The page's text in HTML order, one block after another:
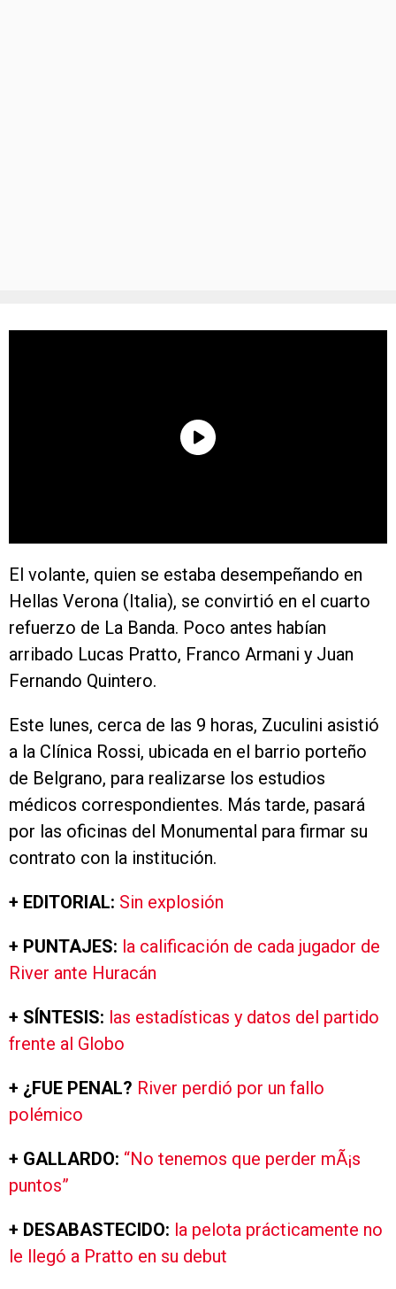
El volante, quien se estaba desempeñando en
Hellas Verona (Italia), se convirtió en el cuarto
refuerzo de La Banda. Poco antes habían
arribado Lucas Pratto, Franco Armani y Juan
Fernando Quintero.
Este lunes, cerca de las 9 horas, Zuculini asistió
a la Clínica Rossi, ubicada en el barrio porteño
de Belgrano, para realizarse los estudios
médicos correspondientes. Más tarde, pasará
por las oficinas del Monumental para firmar su
contrato con la institución.
+ EDITORIAL: Sin explosión
+ PUNTAJES: la calificación de cada jugador de
River ante Huracán
+ SÍNTESIS: las estadísticas y datos del partido
frente al Globo
+ ¿FUE PENAL? River perdió por un fallo
polémico
+ GALLARDO: “No tenemos que perder mÃ¡s
puntos”
+ DESABASTECIDO: la pelota prácticamente no
le llegó a Pratto en su debut